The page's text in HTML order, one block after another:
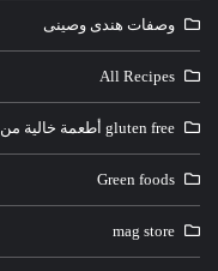
وصفات هندى وصينى
All Recipes
gluten free أطعمة خالية من الجلوتين
Green foods
mag store